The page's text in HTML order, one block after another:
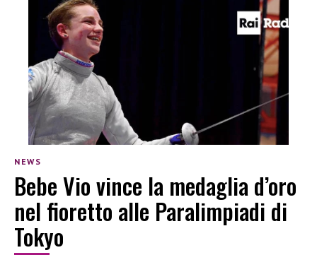
NEWS
Bebe Vio vince la medaglia d’oro
nel fioretto alle Paralimpiadi di
Tokyo